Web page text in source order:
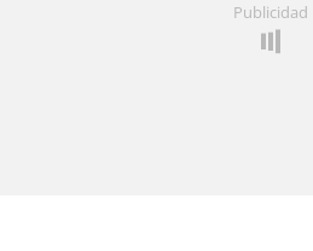
Publicidad